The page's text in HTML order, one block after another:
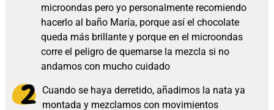
microondas pero yo personalmente recomiendo
hacerlo al baño María, porque así el chocolate
queda más brillante y porque en el microondas
corre el peligro de quemarse la mezcla si no
andamos con mucho cuidado
Cuando se haya derretido, añadimos la nata ya
montada y mezclamos con movimientos